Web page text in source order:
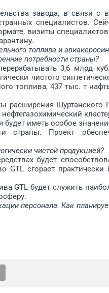
завода, в связи с
специалистов.
визиты
топлива и
потребности страны?
3,6 млрд
чистого
топлива, 437 тыс. т
расширения Шуртанс­кого
иметь особое
страны. Проект
чис­той продукцией?
будет
GTL сгорает практически
GTL будет служить
персонала. Как